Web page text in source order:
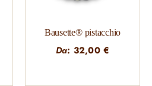
Bausette® pistacchio
Da: 32,00€